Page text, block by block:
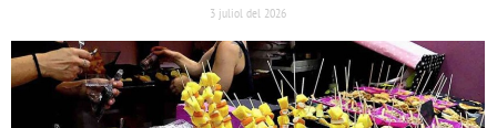
3 juliol del 2026